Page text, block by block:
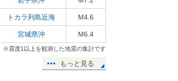
トカラ列島近海 M4.6
宮城県沖 M6.4
※震度1以上を観測した地震の集計です
もっと見る